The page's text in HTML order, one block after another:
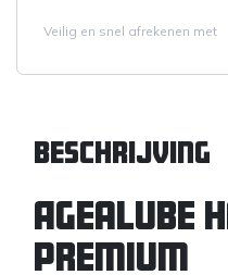
Veilig en snel afrekenen met
Beschrijving
Agealube
Premium